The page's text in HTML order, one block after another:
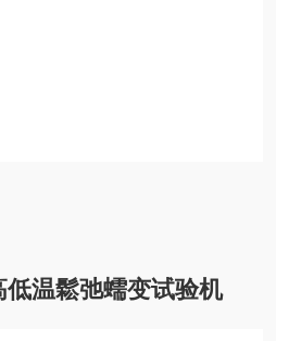
温鬆弛蠕变试验机